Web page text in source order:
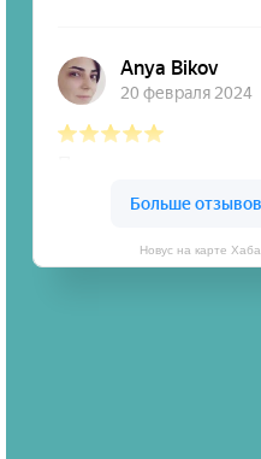
Новус на карте